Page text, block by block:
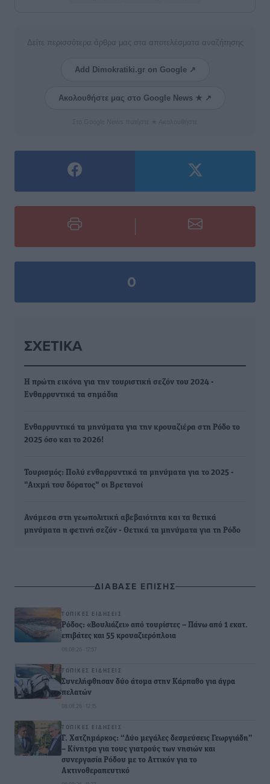
Δείτε περισσότερα άρθρα μας στα αποτελέσματα αναζήτησης
Add Dimokratiki.gr on Google ↗
Ακολουθήστε μας στο Google News ★ ↗
0
ΣΧΕΤΙΚΆ
Η πρώτη εικόνα για την τουριστική σεζόν του 2024 -
Ενθαρρυντικά τα σημάδια
Ενθαρρυντικά τα μηνύματα για την κρουαζιέρα στη Ρόδο το
2025 όσο και το 2026!
Τουρισμός: Πολύ ενθαρρυντικά τα μηνύματα για το 2025 -
"Αιχµή του δόρατος" οι Βρετανοί
Ανάμεσα στη γεωπολιτική αβεβαιότητα και τα θετικά
μηνύματα η φετινή σεζόν - Θετικά τα μηνύματα για τη Ρόδο
ΔΙΑΒΑΣΕ ΕΠΙΣΗΣ
ΤΟΠΙΚΈΣ ΕΙΔΉΣΕΙΣ
Ρόδος: «Βουλιάζει» από τουρίστες – Πάνω από 1 εκατ.
επιβάτες και 55 κρουαζιερόπλοια
08.08.26 · 17:57
ΤΟΠΙΚΈΣ ΕΙΔΉΣΕΙΣ
Συνελήφθησαν δύο άτομα στην Κάρπαθο για άγρα
πελατών
08.08.26 · 12:15
ΤΟΠΙΚΈΣ ΕΙΔΉΣΕΙΣ
Γ. Χατζημάρκος: “Δύο μεγάλες δεσμεύσεις Γεωργιάδη”
– Κίνητρα για τους γιατρούς των νησιών και
συνεργασία Ρόδου με το Αττικόν για το
Ακτινοθεραπευτικό